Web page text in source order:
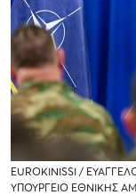
EUROKINISSI /
ΥΠΟΥΡΓΕΙΟ ΕΘΝΙΚΗΣ